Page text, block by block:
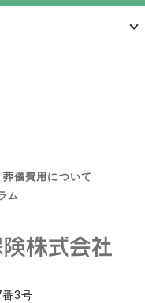
お墓-永代供養墓版
壇」
葬儀費用について
ム
3号